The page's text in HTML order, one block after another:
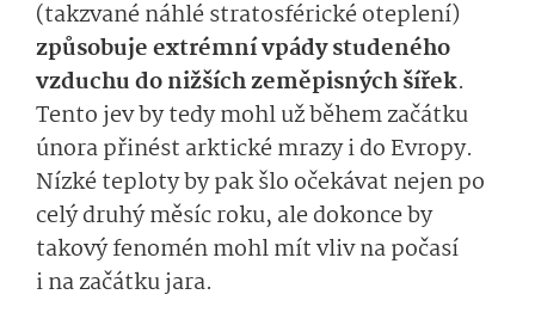
(takzvané náhlé stratosférické oteplení)
způsobuje extrémní vpády studeného
vzduchu do nižších zeměpisných šířek.
Tento jev by tedy mohl už během začátku
února přinést arktické mrazy i do Evropy.
Nízké teploty by pak šlo očekávat nejen po
celý druhý měsíc roku, ale dokonce by
takový fenomén mohl mít vliv na počasí
i na začátku jara.